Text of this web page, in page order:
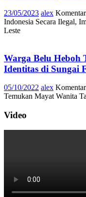
23/05/2023 alex
Indonesia Secara Ilegal,
Leste
Warga Belu Heboh
Identitas di Sungai
05/10/2022 alex
Temukan Mayat Wanita
Video